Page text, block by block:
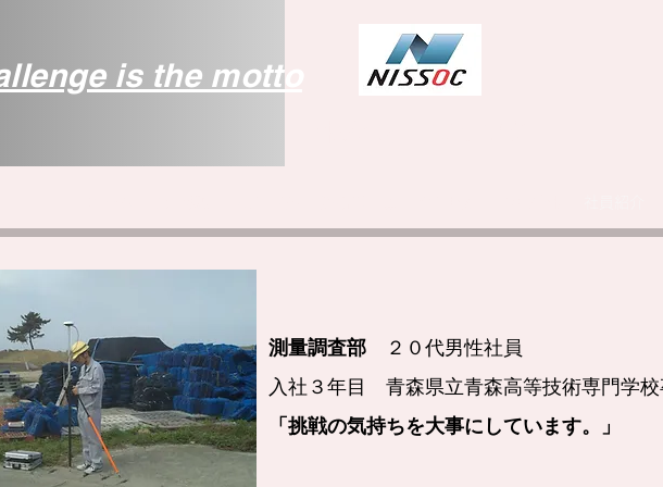
is the motto
測量調査部 ２０代男性社員
入社３年目 青森県立青森高等技術専門学校
「挑戦の気持ちを大事にしています。」